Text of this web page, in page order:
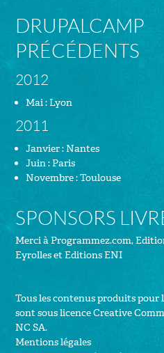
DRUPALCAMP
PRÉCÉDENTS
2012
Mai : Lyon
2011
Janvier : Nantes
Juin : Paris
Novembre : Toulouse
SPONSORS
Merci àProgrammez.com,
EyrollesetEditions ENI
Tous les contenus produits pour
sont souslicence Creative
NC SA.
Mentions légales